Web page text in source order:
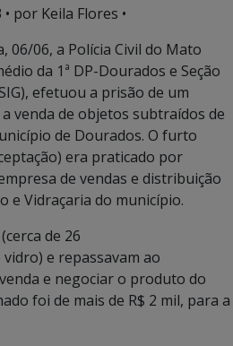
• por Keila Flores •
06/06, a Polícia Civil do Mato
da 1ª DP-Dourados e Seção
efetuou a prisão de um
venda de objetos subtraídos de
de Dourados. O furto
era praticado por
de vendas e distribuição
e Vidraçaria do município.
de 26
e repassavam ao
e negociar o produto do
foi de mais de R$ 2 mil, para a